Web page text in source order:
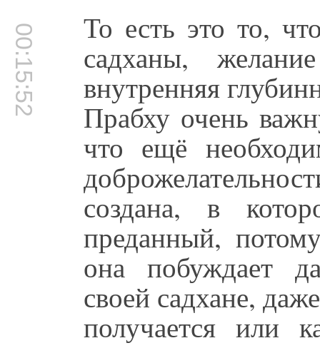
00:15:52 То есть это то,
садханы,
внутренняя
Прабху очень
что ещё
создана, в
преданный,
она побуждает
своей садхане,
получается или